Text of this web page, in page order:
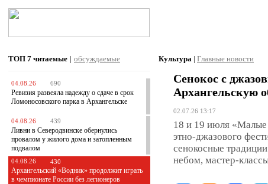
ТОП 7 читаемые | обсуждаемые
04.08.26 690
Ревизия развеяла надежду о сдаче в срок
Ломоносовского парка в Архангельске
04.08.26 439
Ливни в Северодвинске обернулись
провалом у жилого дома и затопленным
подвалом
04.08.26 430
Архангельский «Водник» продолжит играть
в чемпионате России без легионеров
Культура | Главные новости
Сенокос с
Архангельскую
02.07.26 13:17
18 и 19 июля «Малые
этно-джазового
сенокосные
небом, мастер-